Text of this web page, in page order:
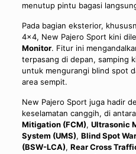
menutup pintu bagasi
Pada bagian eksterior,
4×4, New Pajero Sport kini
Monitor. Fitur ini
terpasang di depan, samping
untuk mengurangi blind spot
area sempit.
New Pajero Sport juga hadir
keselamatan canggih, di
Mitigation (FCM), Ultrasonic
System (UMS), Blind Spot
(BSW-LCA), Rear Cross